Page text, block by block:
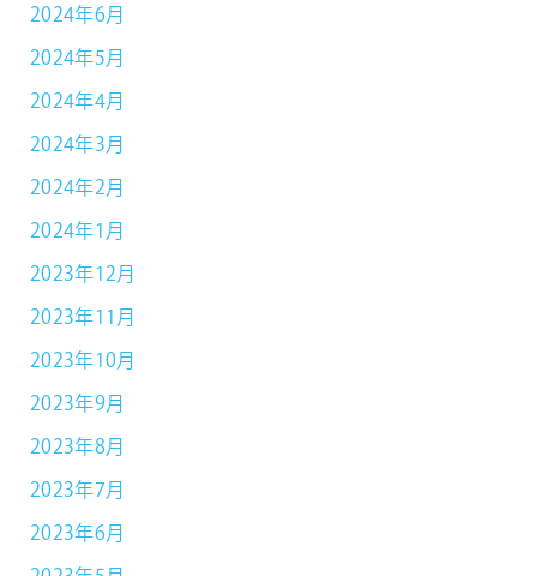
2024年6月
2024年5月
2024年4月
2024年3月
2024年2月
2024年1月
2023年12月
2023年11月
2023年10月
2023年9月
2023年8月
2023年7月
2023年6月